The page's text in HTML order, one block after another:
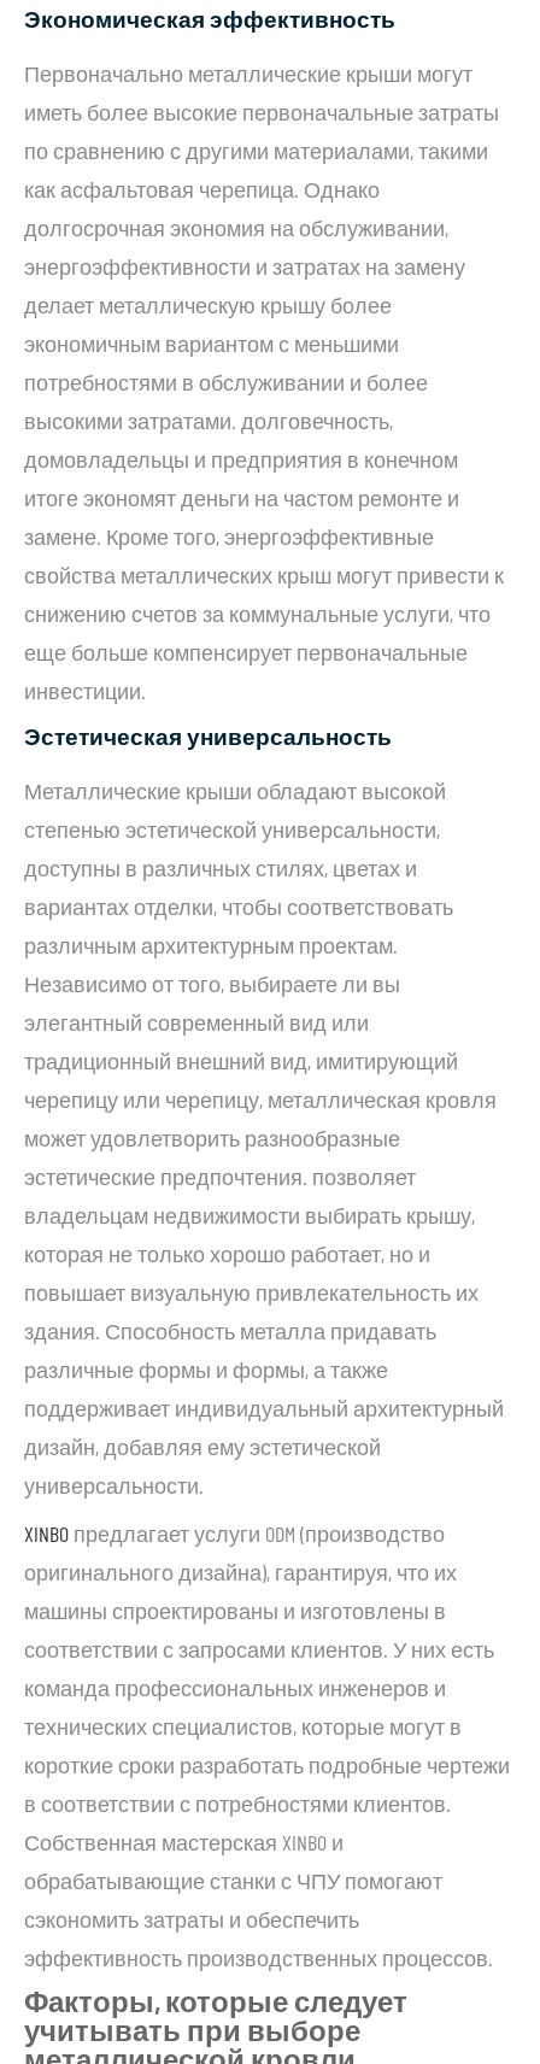
Экономическая эффективность
Первоначально металлические крыши могут
иметь более высокие первоначальные затраты
по сравнению с другими материалами, такими
как асфальтовая черепица. Однако
долгосрочная экономия на обслуживании,
энергоэффективности и затратах на замену
делает металлическую крышу более
экономичным вариантом с меньшими
потребностями в обслуживании и более
высокими затратами. долговечность,
домовладельцы и предприятия в конечном
итоге экономят деньги на частом ремонте и
замене. Кроме того, энергоэффективные
свойства металлических крыш могут привести к
снижению счетов за коммунальные услуги, что
еще больше компенсирует первоначальные
инвестиции.
Эстетическая универсальность
Металлические крыши обладают высокой
степенью эстетической универсальности,
доступны в различных стилях, цветах и ​​
вариантах отделки, чтобы соответствовать
различным архитектурным проектам.
Независимо от того, выбираете ли вы
элегантный современный вид или
традиционный внешний вид, имитирующий
черепицу или черепицу, металлическая кровля
может удовлетворить разнообразные
эстетические предпочтения. позволяет
владельцам недвижимости выбирать крышу,
которая не только хорошо работает, но и
повышает визуальную привлекательность их
здания. Способность металла придавать
различные формы и формы, а также
поддерживает индивидуальный архитектурный
дизайн, добавляя ему эстетической
универсальности.
XINBO предлагает услуги ODM (производство
оригинального дизайна), гарантируя, что их
машины спроектированы и изготовлены в
соответствии с запросами клиентов. У них есть
команда профессиональных инженеров и
технических специалистов, которые могут в
короткие сроки разработать подробные чертежи
в соответствии с потребностями клиентов.
Собственная мастерская XINBO и
обрабатывающие станки с ЧПУ помогают
сэкономить затраты и обеспечить
эффективность производственных процессов.
Факторы, которые следует
учитывать при выборе